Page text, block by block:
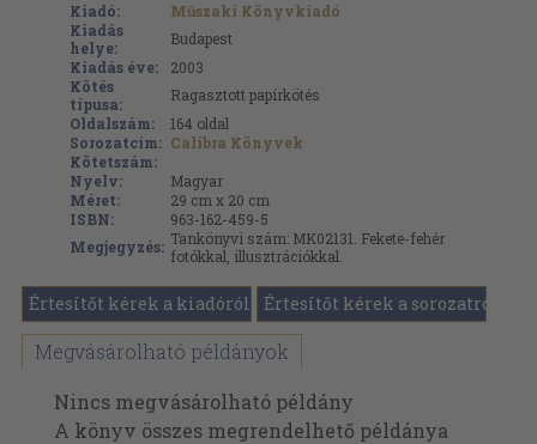
Kiadó:
Műszaki Könyvkiadó
Kiadás
helye:
Budapest
Kiadás éve:
2003
Kötés
típusa:
Ragasztott papírkötés
Oldalszám:
164 oldal
Sorozatcím: Calibra Könyvek
Kötetszám:
Nyelv:
Magyar
Méret:
29 cm x 20 cm
ISBN:
963-162-459-5
Megjegyzés: Tankönyvi szám: MK02131. Fekete-fehér
fotókkal, illusztrációkkal.
Értesítőt kérek a kiadóról Értesítőt kérek a sorozatról
Megvásárolható példányok
Nincs megvásárolható példány
A könyv összes megrendelhető példánya